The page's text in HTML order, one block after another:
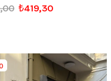
₺419,30